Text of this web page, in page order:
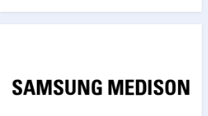
工业规模制造的开始，首批客户交付
表明公司已完成从产能建设到利用首